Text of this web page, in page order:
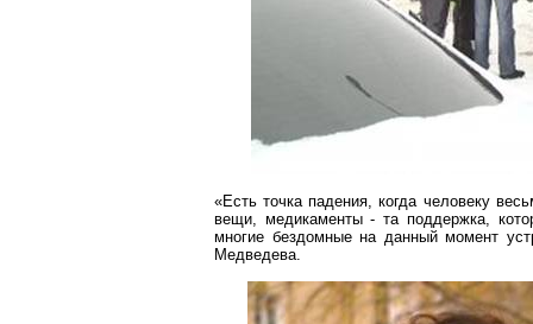
«Есть точка падения, когда человеку
вещи, медикаменты - та поддержка,
многие бездомные на данный момент
Медведева.